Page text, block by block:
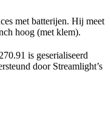
met batterijen. Hij meet
hoog (met klem).
is geserialiseerd
door Streamlight’s